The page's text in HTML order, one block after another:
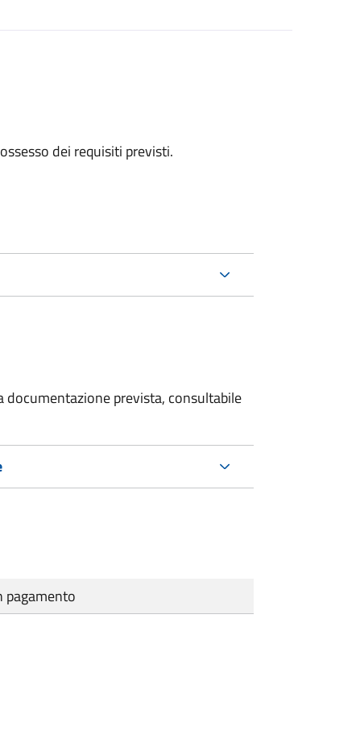
dei requisiti previsti.
prevista, consultabile
pagamento